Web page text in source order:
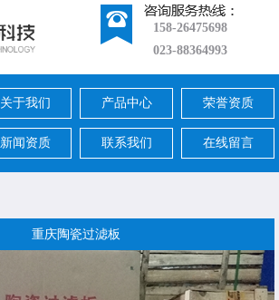
158-26475698
023-88364993
关于我们 产品中心 荣誉资质
新闻资质 联系我们 在线留言
重庆陶瓷过滤板